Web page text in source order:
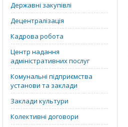
Державні закупівлі
Децентралізація
Кадрова робота
Центр надання
адміністративних послуг
Комунальні підприємства
установи та заклади
Заклади культури
Колективні договори